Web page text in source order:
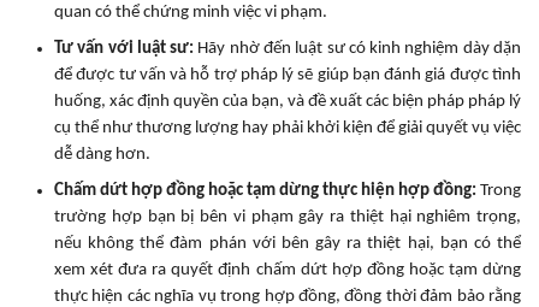
quan có thể chứng minh việc vi phạm.
Tư vấn với luật sư: Hãy nhờ đến luật sư có kinh nghiệm dày dặn
để được tư vấn và hỗ trợ pháp lý sẽ giúp bạn đánh giá được tình
huống, xác định quyền của bạn, và đề xuất các biện pháp pháp lý
cụ thể như thương lượng hay phải khởi kiện để giải quyết vụ việc
dễ dàng hơn.
Chấm dứt hợp đồng hoặc tạm dừng thực hiện hợp đồng: Trong
trường hợp bạn bị bên vi phạm gây ra thiệt hại nghiêm trọng,
nếu không thể đàm phán với bên gây ra thiệt hại, bạn có thể
xem xét đưa ra quyết định chấm dứt hợp đồng hoặc tạm dừng
thực hiện các nghĩa vụ trong hợp đồng, đồng thời đảm bảo rằng